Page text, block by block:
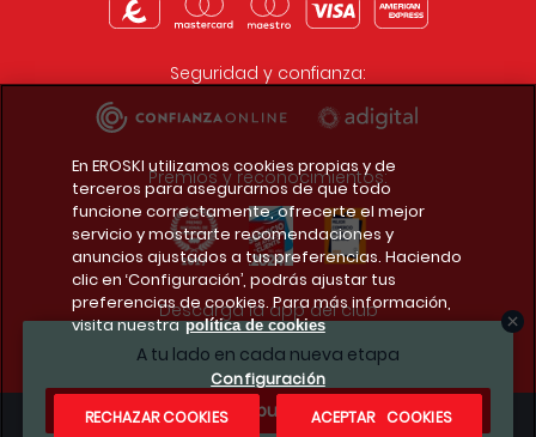
A tu lado en cada nueva etapa
¿Te apuntas?
Seguridad y confianza:
Premios y reconocimientos:
Descarga la app del club
En EROSKI utilizamos cookies propias y de
terceros para asegurarnos de que todo
funcione correctamente, ofrecerte el mejor
servicio y mostrarte recomendaciones y
anuncios ajustados a tus preferencias. Haciendo
clic en ‘Configuración’, podrás ajustar tus
preferencias de cookies. Para más información,
visita nuestra política de cookies
Configuración
RECHAZAR COOKIES
ACEPTAR COOKIES